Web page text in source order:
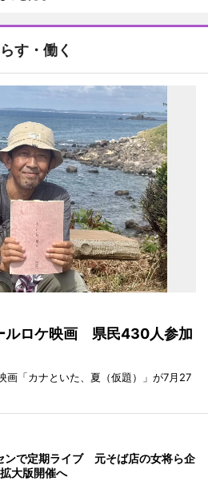
す・働く
ルロケ映画 県民430人参加
画「カナといた、夏（仮題）」が7月27
ンで定期ライブ 元そば店の女将ら企
大版開催へ